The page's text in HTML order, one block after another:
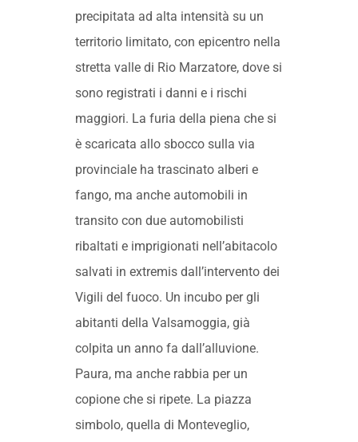
precipitata ad alta intensità su un
territorio limitato, con epicentro nella
stretta valle di Rio Marzatore, dove si
sono registrati i danni e i rischi
maggiori. La furia della piena che si
è scaricata allo sbocco sulla via
provinciale ha trascinato alberi e
fango, ma anche automobili in
transito con due automobilisti
ribaltati e imprigionati nell’abitacolo
salvati in extremis dall’intervento dei
Vigili del fuoco. Un incubo per gli
abitanti della Valsamoggia, già
colpita un anno fa dall’alluvione.
Paura, ma anche rabbia per un
copione che si ripete. La piazza
simbolo, quella di Monteveglio,